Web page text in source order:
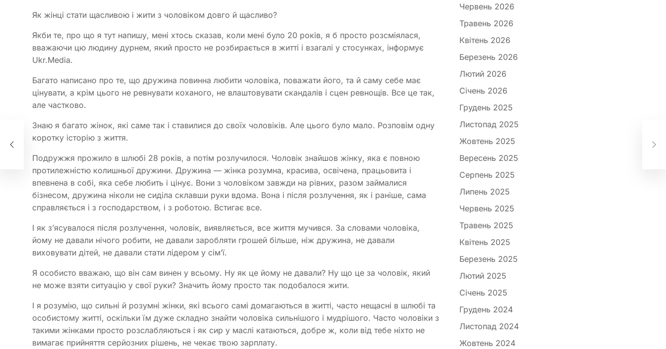
Як жінці стати щасливою і жити з чоловіком довго й щасливо?
Якби те, про що я тут напишу, мені хтось сказав, коли мені було 20 років, я б просто розсміялася,
вважаючи цю людину дурнем, який просто не розбирається в житті і взагалі у стосунках, інформує
Ukr.Media.
Багато написано про те, що дружина повинна любити чоловіка, поважати його, та й саму себе має
цінувати, а крім цього не ревнувати коханого, не влаштовувати скандалів і сцен ревнощів. Все це так,
але частково.
Знаю я багато жінок, які саме так і ставилися до своїх чоловіків. Але цього було мало. Розповім одну
коротку історію з життя.
Подружжя прожило в шлюбі 28 років, а потім розлучилося. Чоловік знайшов жінку, яка є повною
протилежністю колишньої дружини. Дружина — жінка розумна, красива, освічена, працьовита і
впевнена в собі, яка себе любить і цінує. Вони з чоловіком завжди на рівних, разом займалися
бізнесом, дружина ніколи не сиділа склавши руки вдома. Вона і після розлучення, як і раніше, сама
справляється і з господарством, і з роботою. Встигає все.
І як з’ясувалося після розлучення, чоловік, виявляється, все життя мучився. За словами чоловіка,
йому не давали нічого робити, не давали заробляти грошей більше, ніж дружина, не давали
виховувати дітей, не давали стати лідером у сім’ї.
Я особисто вважаю, що він сам винен у всьому. Ну як це йому не давали? Ну що це за чоловік, який
не може взяти ситуацію у свої руки? Значить йому просто так подобалося жити.
І я розумію, що сильні й розумні жінки, які всього самі домагаються в житті, часто нещасні в шлюбі та
особистому житті, оскільки їм дуже складно знайти чоловіка сильнішого і мудрішого. Часто чоловіки з
такими жінками просто розслабляються і як сир у маслі катаються, добре ж, коли від тебе ніхто не
вимагає прийняття серйозних рішень, не чекає твою зарплату.
Червень 2026
Травень 2026
Квітень 2026
Березень 2026
Лютий 2026
Січень 2026
Грудень 2025
Листопад 2025
Жовтень 2025
Вересень 2025
Серпень 2025
Липень 2025
Червень 2025
Травень 2025
Квітень 2025
Березень 2025
Лютий 2025
Січень 2025
Грудень 2024
Листопад 2024
Жовтень 2024